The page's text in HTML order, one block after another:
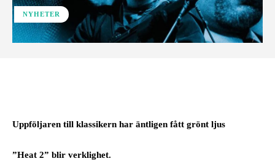
NYHETER
Uppföljaren till klassikern har äntligen fått grönt ljus
”Heat 2” blir verklighet.